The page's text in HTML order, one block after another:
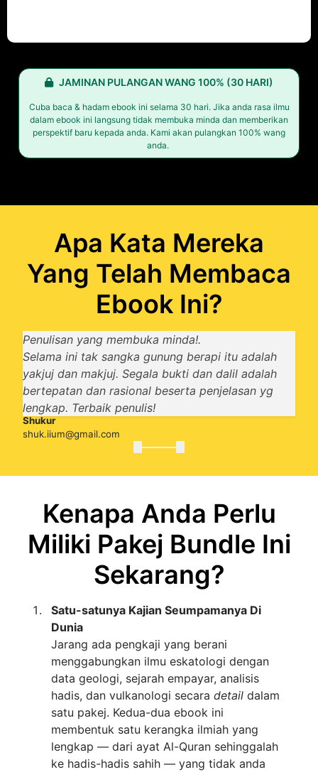
JAMINAN PULANGAN WANG 100% (30 HARI)
Cuba baca & hadam ebook ini selama 30 hari. Jika anda rasa ilmu
dalam ebook ini langsung tidak membuka minda dan memberikan
perspektif baru kepada anda. Kami akan pulangkan 100% wang
anda.
Apa Kata Mereka
Yang Telah Membaca
Ebook Ini?
Penulisan yang membuka minda!.
Selama ini tak sangka gunung berapi itu adalah
yakjuj dan makjuj. Segala bukti dan dalil adalah
bertepatan dan rasional beserta penjelasan yg
lengkap. Terbaik penulis!
Shukur
shuk.iium@gmail.com
Mohd Farizil Anuar
anuarplanet@gmail.com
Hafiz Anuar
hfzanr26@gmail.com
ABDUL RAHMAN LAI
mal.man@gmail.com
Kenapa Anda Perlu
Miliki Pakej Bundle Ini
Sekarang?
Satu-satunya Kajian Seumpamanya Di
Dunia
Jarang ada pengkaji yang berani
menggabungkan ilmu eskatologi dengan
data geologi, sejarah empayar, analisis
hadis, dan vulkanologi secara detail dalam
satu pakej. Kedua-dua ebook ini
membentuk satu kerangka ilmiah yang
lengkap — dari ayat Al-Quran sehinggalah
ke hadis-hadis sahih — yang tidak anda